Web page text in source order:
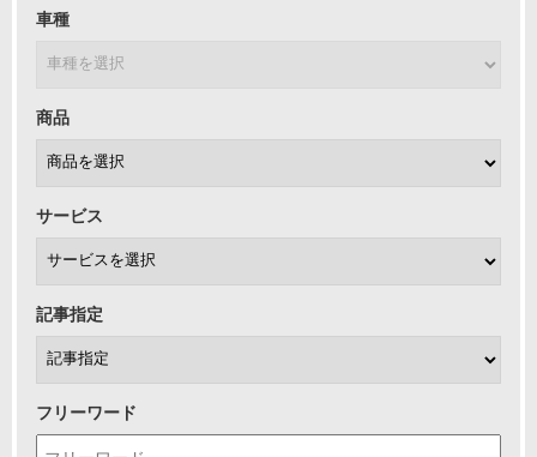
車種
商品
サービス
記事指定
フリーワード